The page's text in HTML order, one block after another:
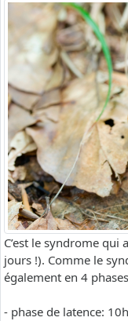
C’est le syndrome
jours !). Comme le
également en 4
- phase de latence: